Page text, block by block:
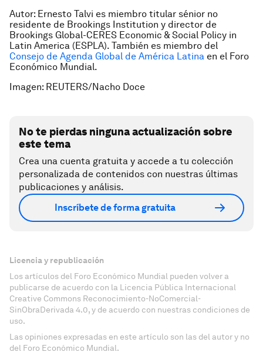
Autor: Ernesto Talvi es miembro titular sénior no
residente de Brookings Institution y director de
Brookings Global-CERES Economic & Social Policy in
Latin America (ESPLA). También es miembro del
Consejo de Agenda Global de América Latina en el Foro
Económico Mundial.
Imagen: REUTERS/Nacho Doce
No te pierdas ninguna actualización sobre
este tema
Crea una cuenta gratuita y accede a tu colección
personalizada de contenidos con nuestras últimas
publicaciones y análisis.
Inscríbete de forma gratuita
Licencia y republicación
Los artículos del Foro Económico Mundial pueden volver a
publicarse de acuerdo con la Licencia Pública Internacional
Creative Commons Reconocimiento-NoComercial-
SinObraDerivada 4.0, y de acuerdo con nuestras condiciones de
uso.
Las opiniones expresadas en este artículo son las del autor y no
del Foro Económico Mundial.